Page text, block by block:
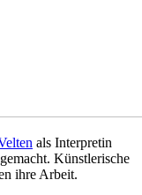
als Interpretin
Künstlerische
ihre Arbeit.